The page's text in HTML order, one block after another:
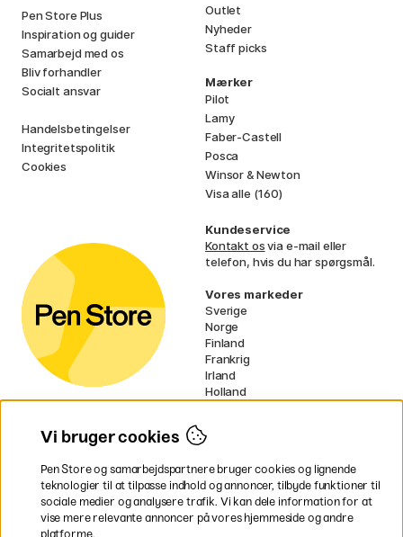
Pen Store Plus
Inspiration og guider
Samarbejd med os
Bliv forhandler
Socialt ansvar
Handelsbetingelser
Integritetspolitik
Cookies
Outlet
Nyheder
Staff picks
Mærker
Pilot
Lamy
Faber-Castell
Posca
Winsor & Newton
Visa alle (160)
Kundeservice
Kontakt osvia e-mail eller
telefon, hvis du har spørgsmål.
Vores markeder
Sverige
Norge
Finland
Frankrig
Irland
Holland
EU
* Specifikkefragtvilkår gælder for
voluminøse varer.
Vi bruger cookies
Pen Store og samarbejdspartnere bruger cookies og lignende
teknologier til at tilpasse indhold og annoncer, tilbyde funktioner til
sociale medier og analysere trafik. Vi kan dele information for at
vise mere relevante annoncer på vores hjemmeside og andre
platforme.